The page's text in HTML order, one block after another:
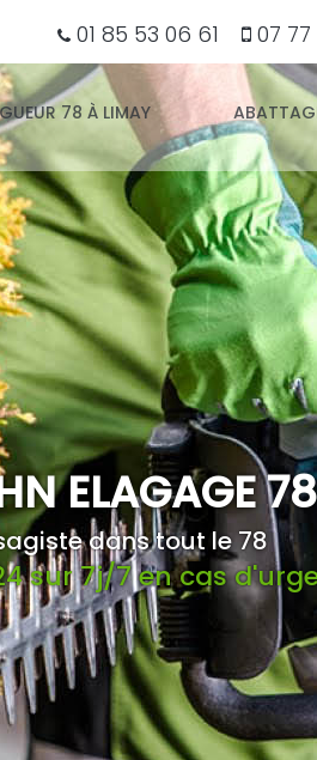
01 85 53 06 61 07
78 À LIMAY
ELAGAGE 78
dans tout le 78
sur 7j/7 en cas